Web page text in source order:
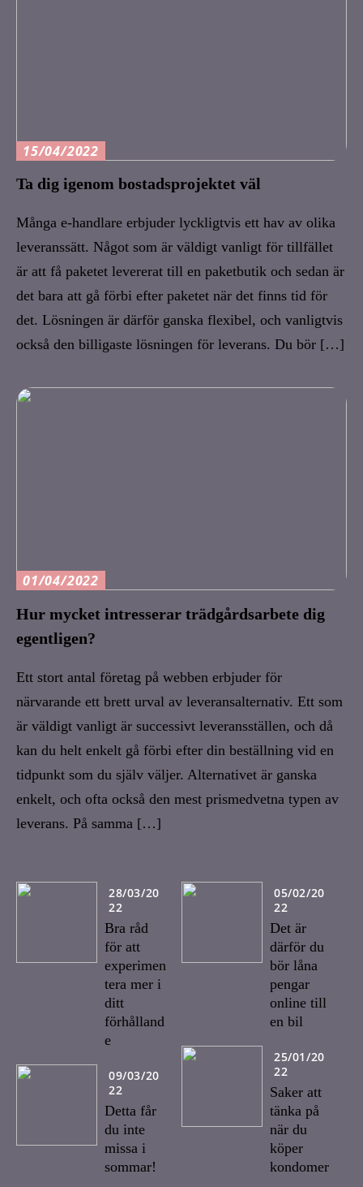
15/04/2022
Ta dig igenom bostadsprojektet väl
Många e-handlare erbjuder lyckligtvis ett hav av olika
leveranssätt. Något som är väldigt vanligt för tillfället
är att få paketet levererat till en paketbutik och sedan är
det bara att gå förbi efter paketet när det finns tid för
det. Lösningen är därför ganska flexibel, och vanligtvis
också den billigaste lösningen för leverans. Du bör […]
01/04/2022
Hur mycket intresserar trädgårdsarbete dig
egentligen?
Ett stort antal företag på webben erbjuder för
närvarande ett brett urval av leveransalternativ. Ett som
är väldigt vanligt är successivt leveransställen, och då
kan du helt enkelt gå förbi efter din beställning vid en
tidpunkt som du själv väljer. Alternativet är ganska
enkelt, och ofta också den mest prismedvetna typen av
leverans. På samma […]
28/03/20
22
Bra råd
för att
experimen
tera mer i
ditt
förhålland
e
09/03/20
22
Detta får
du inte
missa i
sommar!
05/02/20
22
Det är
därför du
bör låna
pengar
online till
en bil
25/01/20
22
Saker att
tänka på
när du
köper
kondomer